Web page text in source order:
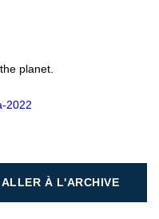
planet.
2022
ALLER À L'ARCHIVE